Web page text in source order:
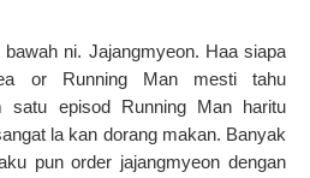
ni. Jajangmyeon. Haa siapa
or Running Man mesti tahu
satu episod Running Man haritu
la kan dorang makan. Banyak
pun order jajangmyeon dengan